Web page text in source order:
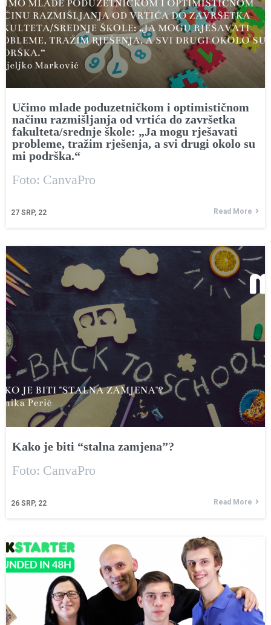
Učimo mlade poduzetničkom i optimističnom
načinu razmišljanja od vrtića do završetka
fakulteta/srednje škole: „Ja mogu rješavati
probleme, tražim rješenja, a svi drugi okolo su
mi podrška.“
27 SRP, 22
Foto: CanvaPro
Read More
Kako je biti “stalna zamjena”?
26 SRP, 22
Foto: CanvaPro
Read More